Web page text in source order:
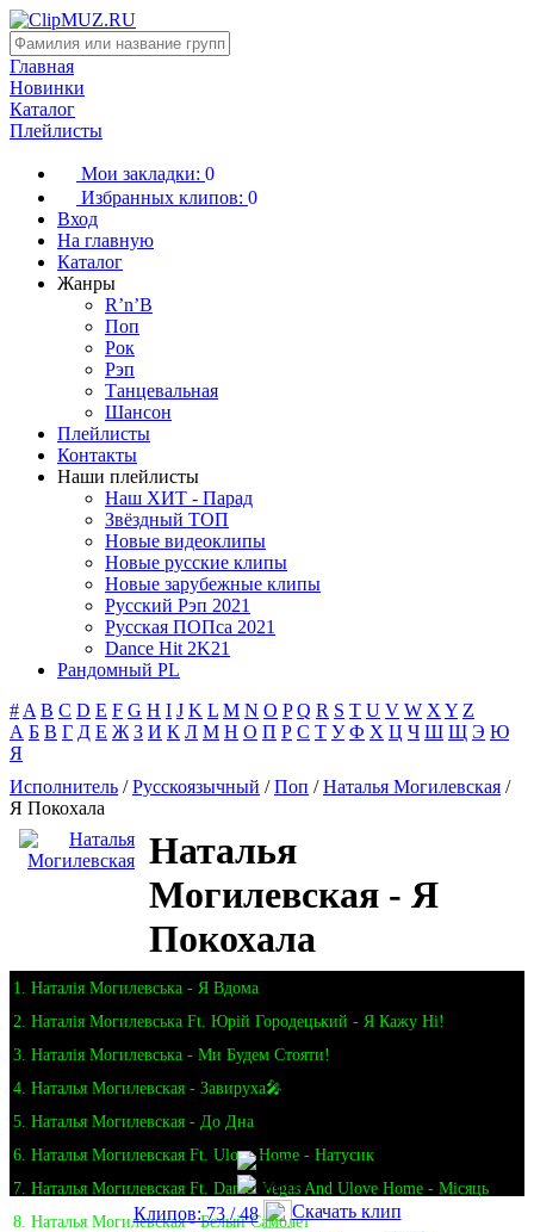
Главная
Новинки
Каталог
Плейлисты
Мои закладки: 0
Избранных клипов: 0
Вход
На главную
Каталог
Жанры
R’n’B
Поп
Рок
Рэп
Танцевальная
Шансон
Плейлисты
Контакты
Наши плейлисты
Наш ХИТ - Парад
Звёздный ТОП
Новые видеоклипы
Новые русские клипы
Новые зарубежные клипы
Русский Рэп 2021
Русская ПОПса 2021
Dance Hit 2K21
Рандомный PL
# A B C D E F G H I J K L M N O P Q R S T U V W X Y Z
А Б В Г Д Е Ж З И К Л М Н О П Р С Т У Ф Х Ц Ч Ш Щ Э Ю
Я
Исполнитель /Русскоязычный /Поп /Наталья Могилевская /
Я Покохала
Наталья
Могилевская - Я
Покохала
1. Наталія Могилевська - Я Вдома
2. Наталія Могилевська Ft. Юрій Городецький - Я Кажу Ні!
3. Наталія Могилевська - Ми Будем Стояти!
4. Наталья Могилевская - Завируха🎤
5. Наталья Могилевская - До Дна
6. Наталья Могилевская Ft. Ulove Home - Натусик
7. Наталья Могилевская Ft. Daniel Vegas And Ulove Home - Місяць
8. Наталья Могилевская - Белый Самолет
Клипов: 73 / 48 Скачать клип